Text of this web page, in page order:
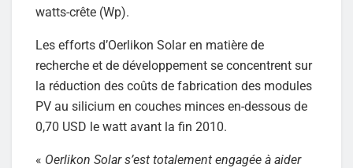
watts-crête (Wp).
Les efforts d’Oerlikon Solar en matière de
recherche et de développement se concentrent sur
la réduction des coûts de fabrication des modules
PV au silicium en couches minces en-dessous de
0,70 USD le watt avant la fin 2010.
« Oerlikon Solar s’est totalement engagée à aider